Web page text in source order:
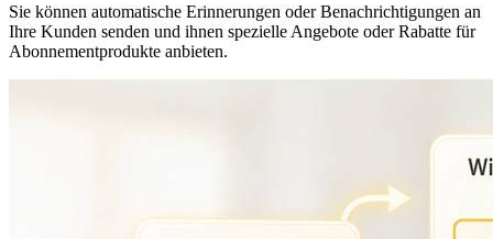
Sie können automatische Erinnerungen oder Benachrichtigungen an
Ihre Kunden senden und ihnen spezielle Angebote oder Rabatte für
Abonnementprodukte anbieten.